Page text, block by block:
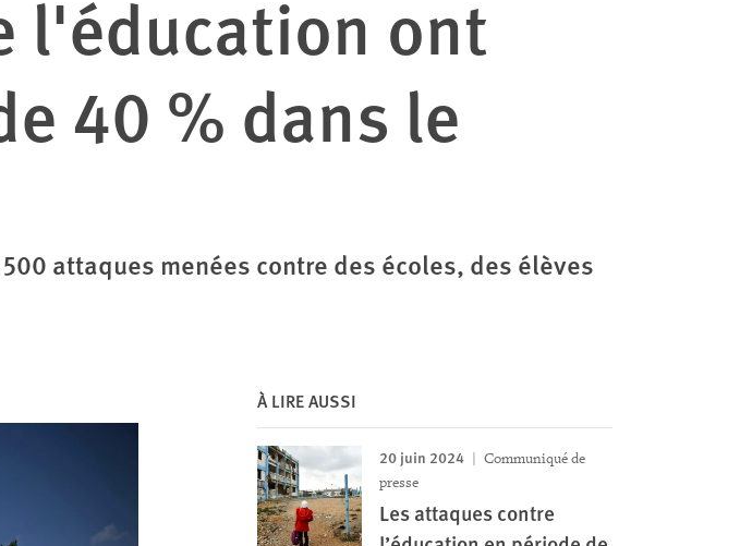
l'éducation ont
40 % dans le
attaques menées contre des écoles, des élèves
À LIRE AUSSI
20 juin 2024
Communiqué de
presse
Les attaques contre